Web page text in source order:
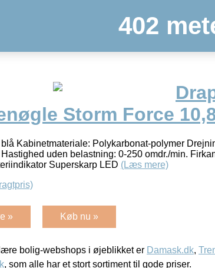
402
Storm Force
blå Kabinetmateriale: Polykarbonat-polymer
uden belastning: 0-250 omdr./min.
Superskarp LED (Læs mere)
» Køb nu »
bolig-webshops i øjeblikket er Damask.dk,
, som alle har et stort sortiment til gode priser.